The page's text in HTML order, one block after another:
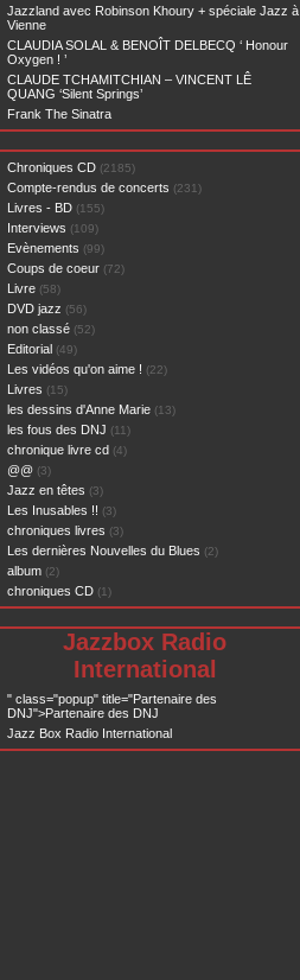
Jazzland avec Robinson Khoury + spéciale Jazz à
Vienne
CLAUDIA SOLAL & BENOÎT DELBECQ ‘ Honour
Oxygen ! ’
CLAUDE TCHAMITCHIAN – VINCENT LÊ
QUANG ‘Silent Springs’
Frank The Sinatra
Chroniques CD (2185)
Compte-rendus de concerts (231)
Livres - BD (155)
Interviews (109)
Evènements (99)
Coups de coeur (72)
Livre (58)
DVD jazz (56)
non classé (52)
Editorial (49)
Les vidéos qu'on aime ! (22)
Livres (15)
les dessins d'Anne Marie (13)
les fous des DNJ (11)
chronique livre cd (4)
@@ (3)
Jazz en têtes (3)
Les Inusables !! (3)
chroniques livres (3)
Les dernières Nouvelles du Blues (2)
album (2)
chroniques CD (1)
Jazzbox Radio
International
" class="popup" title="Partenaire des
DNJ">Partenaire des DNJ
Jazz Box Radio International